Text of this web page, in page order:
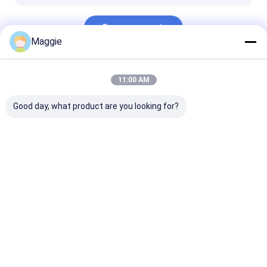
Doorgaan
Maggie
11:00 AM
Good day, what product are you looking for?